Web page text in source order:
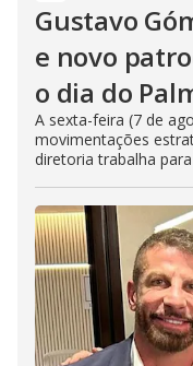
Gustavo
e novo
o dia do
A sexta-feira (7 de
movimentações
diretoria trabalha